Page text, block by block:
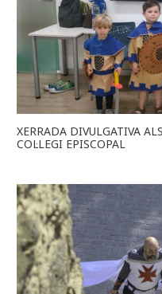
XERRADA DIVULGATIVA
COL·LEGI EPISCOPAL